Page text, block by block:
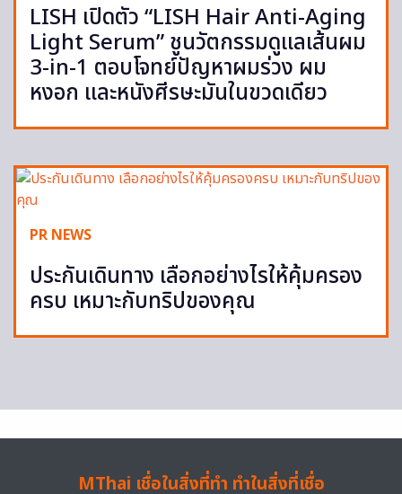
LISH เปิดตัว “LISH Hair Anti-Aging
Light Serum” ชูนวัตกรรมดูแลเส้นผม
3-in-1 ตอบโจทย์ปัญหาผมร่วง ผม
หงอก และหนังศีรษะมันในขวดเดียว
PR NEWS
ประกันเดินทาง เลือกอย่างไรให้คุ้มครอง
ครบ เหมาะกับทริปของคุณ
MThai เชื่อในสิ่งที่ทำ ทำในสิ่งที่เชื่อ